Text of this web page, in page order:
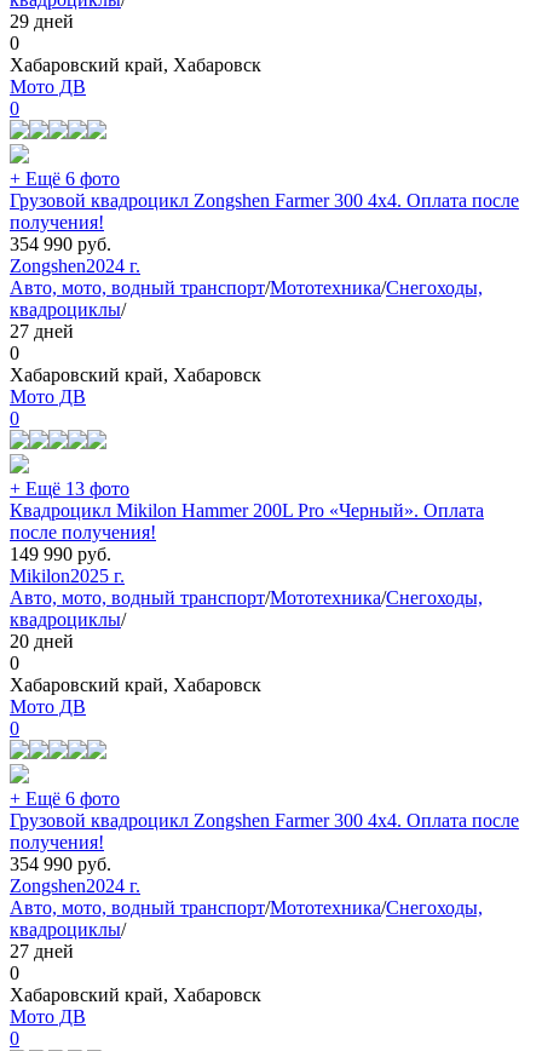
29 дней
0
Хабаровский край, Хабаровск
Мото ДВ
0
+ Ещё 6 фото
Грузовой квадроцикл Zongshen Farmer 300 4х4. Оплата после
получения!
354 990 руб.
Zongshen2024 г.
Авто, мото, водный транспорт/Мототехника/Снегоходы,
квадроциклы/
27 дней
0
Хабаровский край, Хабаровск
Мото ДВ
0
+ Ещё 13 фото
Квадроцикл Mikilon Hammer 200L Pro «Черный». Оплата
после получения!
149 990 руб.
Mikilon2025 г.
Авто, мото, водный транспорт/Мототехника/Снегоходы,
квадроциклы/
20 дней
0
Хабаровский край, Хабаровск
Мото ДВ
0
+ Ещё 6 фото
Грузовой квадроцикл Zongshen Farmer 300 4х4. Оплата после
получения!
354 990 руб.
Zongshen2024 г.
Авто, мото, водный транспорт/Мототехника/Снегоходы,
квадроциклы/
27 дней
0
Хабаровский край, Хабаровск
Мото ДВ
0